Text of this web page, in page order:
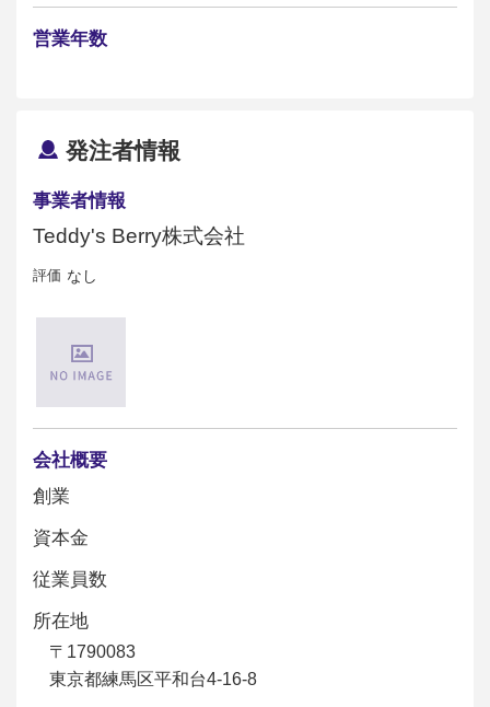
営業年数
発注者情報
事業者情報
Teddy's Berry株式会社
評価 なし
会社概要
創業
資本金
従業員数
所在地
〒1790083
東京都練馬区平和台4-16-8